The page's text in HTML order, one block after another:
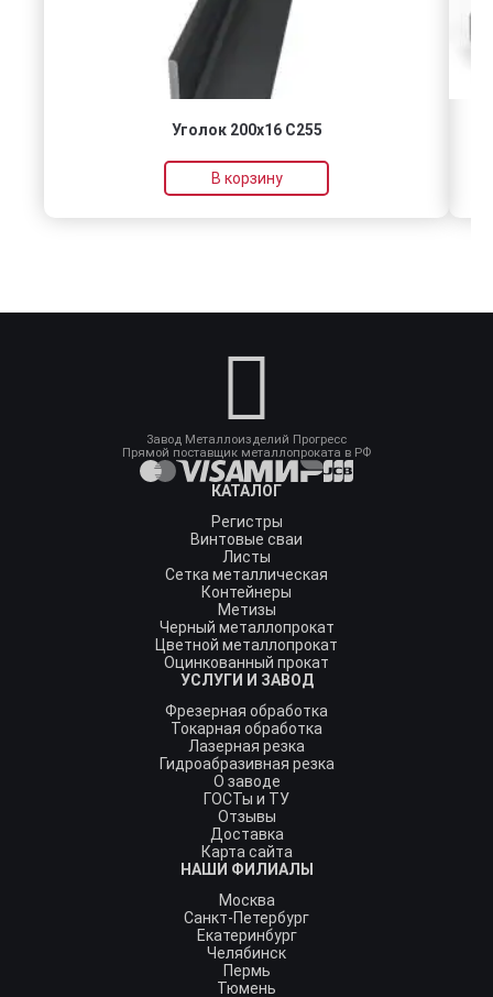
Уголок 200х16 С255
В корзину
Завод Металлоизделий Прогресс
Прямой поставщик металлопроката в РФ
КАТАЛОГ
Регистры
Винтовые сваи
Листы
Сетка металлическая
Контейнеры
Метизы
Черный металлопрокат
Цветной металлопрокат
Оцинкованный прокат
УСЛУГИ И ЗАВОД
Фрезерная обработка
Токарная обработка
Лазерная резка
Гидроабразивная резка
О заводе
ГОСТы и ТУ
Отзывы
Доставка
Карта сайта
НАШИ ФИЛИАЛЫ
Москва
Санкт-Петербург
Екатеринбург
Челябинск
Пермь
Тюмень